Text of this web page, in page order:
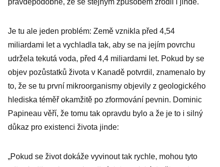
pravděpodobné, že se stejným způsobem zrodil i jinde.
Je tu ale jeden problém: Země vznikla před 4,54
miliardami let a vychladla tak, aby se na jejím povrchu
udržela tekutá voda, před 4,4 miliardami let. Pokud by se
objev pozůstatků života v Kanadě potvrdil, znamenalo by
to, že se tu první mikroorganismy objevily z geologického
hlediska téměř okamžitě po zformování pevnin. Dominic
Papineau věří, že tomu tak opravdu bylo a že je to i silný
důkaz pro existenci života jinde:
„Pokud se život dokáže vyvinout tak rychle, mohou tyto